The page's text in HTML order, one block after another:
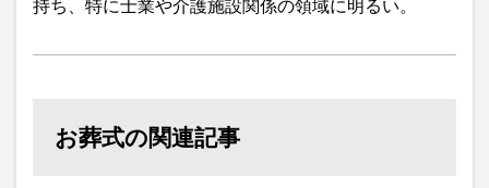
持ち、特に士業や介護施設関係の領域に明るい。
お葬式の関連記事